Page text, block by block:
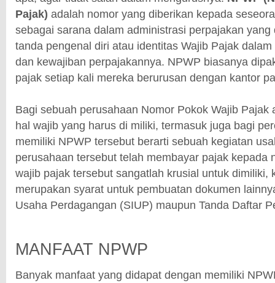
Pajak) adalah nomor yang diberikan kepada
sebagai sarana dalam administrasi perpajakan
tanda pengenal diri atau identitas Wajib Pajak
dan kewajiban perpajakannya. NPWP biasanya
pajak setiap kali mereka berurusan dengan kantor
Bagi sebuah perusahaan Nomor Pokok Wajib Pajak
hal wajib yang harus di miliki, termasuk juga bagi
memiliki NPWP tersebut berarti sebuah kegiatan
perusahaan tersebut telah membayar pajak kepada
wajib pajak tersebut sangatlah krusial untuk dimiliki,
merupakan syarat untuk pembuatan dokumen
Usaha Perdagangan (SIUP) maupun Tanda Daftar
MANFAAT NPWP
Banyak manfaat yang didapat dengan memiliki